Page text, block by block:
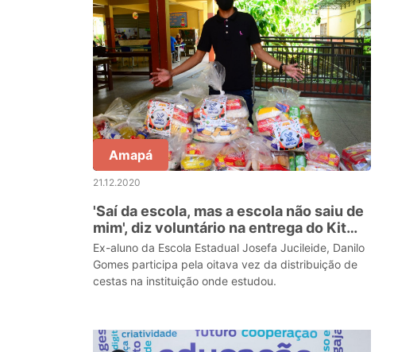
Amapá
21.12.2020
'Saí da escola, mas a escola não saiu de
mim', diz voluntário na entrega do Kit
Merenda em Casa
Ex-aluno da Escola Estadual Josefa Jucileide, Danilo
Gomes participa pela oitava vez da distribuição de
cestas na instituição onde estudou.